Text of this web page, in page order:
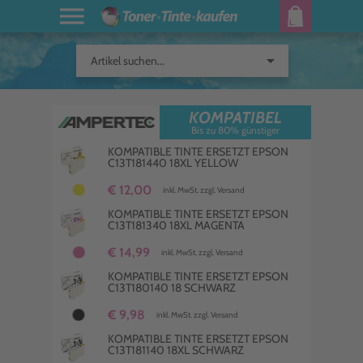
Artikel suchen... arrow_drop_down
KOMPATIBEL
Bis zu 80% günstiger
KOMPATIBLE TINTE ERSETZT EPSON
C13T181440 18XL YELLOW
€ 12,00 inkl. MwSt. zzgl. Versand
KOMPATIBLE TINTE ERSETZT EPSON
C13T181340 18XL MAGENTA
€ 14,99 inkl. MwSt. zzgl. Versand
KOMPATIBLE TINTE ERSETZT EPSON
C13T180140 18 SCHWARZ
€ 9,98 inkl. MwSt. zzgl. Versand
KOMPATIBLE TINTE ERSETZT EPSON
C13T181140 18XL SCHWARZ